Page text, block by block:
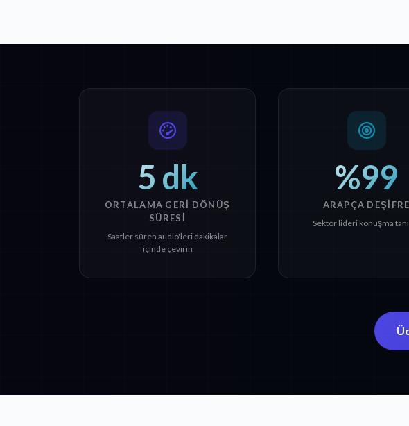
5 dk
ORTALAMA GERI DÖNÜŞ
SÜRESI
Saatler süren audio'leri dakikalar
içinde çevirin
%99
ARAPÇA DEŞIFRE
Sektör lideri konuşma